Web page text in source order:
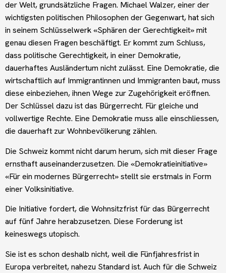
der Welt, grundsätzliche Fragen. Michael Walzer, einer der
wichtigsten politischen Philosophen der Gegenwart, hat sich
in seinem Schlüsselwerk «Sphären der Gerechtigkeit» mit
genau diesen Fragen beschäftigt. Er kommt zum Schluss,
dass politische Gerechtigkeit, in einer Demokratie,
dauerhaftes Ausländertum nicht zulässt. Eine Demokratie, die
wirtschaftlich auf Immigrantinnen und Immigranten baut, muss
diese einbeziehen, ihnen Wege zur Zugehörigkeit eröffnen.
Der Schlüssel dazu ist das Bürgerrecht. Für gleiche und
vollwertige Rechte. Eine Demokratie muss alle einschliessen,
die dauerhaft zur Wohnbevölkerung zählen.
Die Schweiz kommt nicht darum herum, sich mit dieser Frage
ernsthaft auseinanderzusetzen. Die «Demokratieinitiative»
«Für ein modernes Bürgerrecht» stellt sie erstmals in Form
einer Volksinitiative.
Die Initiative fordert, die Wohnsitzfrist für das Bürgerrecht
auf fünf Jahre herabzusetzen. Diese Forderung ist
keineswegs utopisch.
Sie ist es schon deshalb nicht, weil die Fünfjahresfrist in
Europa verbreitet, nahezu Standard ist. Auch für die Schweiz